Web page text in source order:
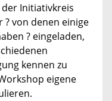
Initiativkreis
? von denen einige
? eingeladen,
kennen zu
eigene